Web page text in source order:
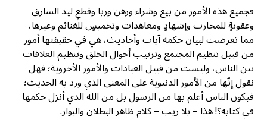
فجميع هذه الأمور من بيع وشراء ورهن وربا وقطعٍ ليد السارق
وعقوبةٍ للمحارب وإشهادٍ ومعاهدات وتخميسٍ للغنائم وغيرها،
مما تعرضت لبيان حكمه آيات وأحاديث، هي في حقيقتها أمور
من قبيل تنظيم المجتمع وترتيب أحوال الخلق وتنظيم العلاقات
بين الناس، وليست من قبيل العبادات والأمور الأخروية؛ فهل
نقول إنّها من الأمور الدنيوية على المعنى الذي ورد به الحديث؛
فيكون الناس أعلم بها من الرسول بل من الله الذي أنزل حكمها
في كتابه؟! هذا – بلا ريب – كلام ظاهر البطلان والبوار.